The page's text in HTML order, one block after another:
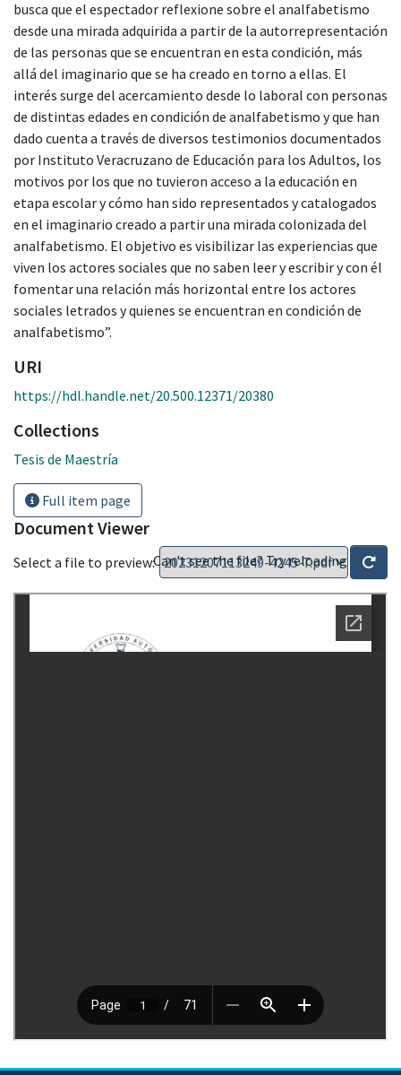
busca que el espectador reflexione sobre el analfabetismo
desde una mirada adquirida a partir de la autorrepresentación
de las personas que se encuentran en esta condición, más
allá del imaginario que se ha creado en torno a ellas. El
interés surge del acercamiento desde lo laboral con personas
de distintas edades en condición de analfabetismo y que han
dado cuenta a través de diversos testimonios documentados
por Instituto Veracruzano de Educación para los Adultos, los
motivos por los que no tuvieron acceso a la educación en
etapa escolar y cómo han sido representados y catalogados
en el imaginario creado a partir una mirada colonizada del
analfabetismo. El objetivo es visibilizar las experiencias que
viven los actores sociales que no saben leer y escribir y con él
fomentar una relación más horizontal entre los actores
sociales letrados y quienes se encuentran en condición de
analfabetismo”.
URI
https://hdl.handle.net/20.500.12371/20380
Collections
Tesis de Maestría
Full item page
Document Viewer
Select a file to preview:Can't see the file? Try reloading